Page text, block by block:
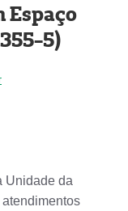
Espaço
5)
Unidade da